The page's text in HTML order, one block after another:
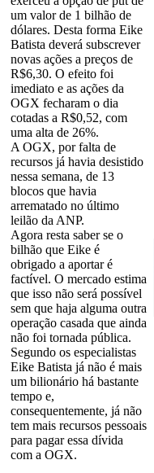
um valor de 1 bilhão de
dólares. Desta forma Eike
Batista deverá subscrever
novas ações a preços de
R$6,30. O efeito foi
imediato e as ações da
OGX fecharam o dia
cotadas a R$0,52, com
uma alta de 26%.
A OGX, por falta de
recursos já havia desistido
nessa semana, de 13
blocos que havia
arrematado no último
leilão da ANP.
Agora resta saber se o
bilhão que Eike é
obrigado a aportar é
factível. O mercado estima
que isso não será possível
sem que haja alguma outra
operação casada que ainda
não foi tornada pública.
Segundo os especialistas
Eike Batista já não é mais
um bilionário há bastante
tempo e,
consequentemente, já não
tem mais recursos pessoais
para pagar essa dívida
com a OGX.